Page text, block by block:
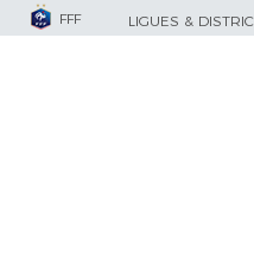
FFF LIGUES &